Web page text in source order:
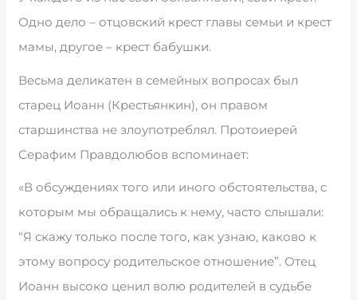
Одно дело – отцовский крест главы семьи и крест
мамы, другое – крест бабушки.
Весьма деликатен в семейных вопросах был
старец Иоанн (Крестьянкин), он правом
старшинства не злоупотреблял. Протоиерей
Серафим Правдолюбов вспоминает:
«В обсуждениях того или иного обстоятельства, с
которым мы обращались к нему, часто слышали:
“Я скажу только после того, как узнаю, каково к
этому вопросу родительское отношение”. Отец
Иоанн высоко ценил волю родителей в судьбе